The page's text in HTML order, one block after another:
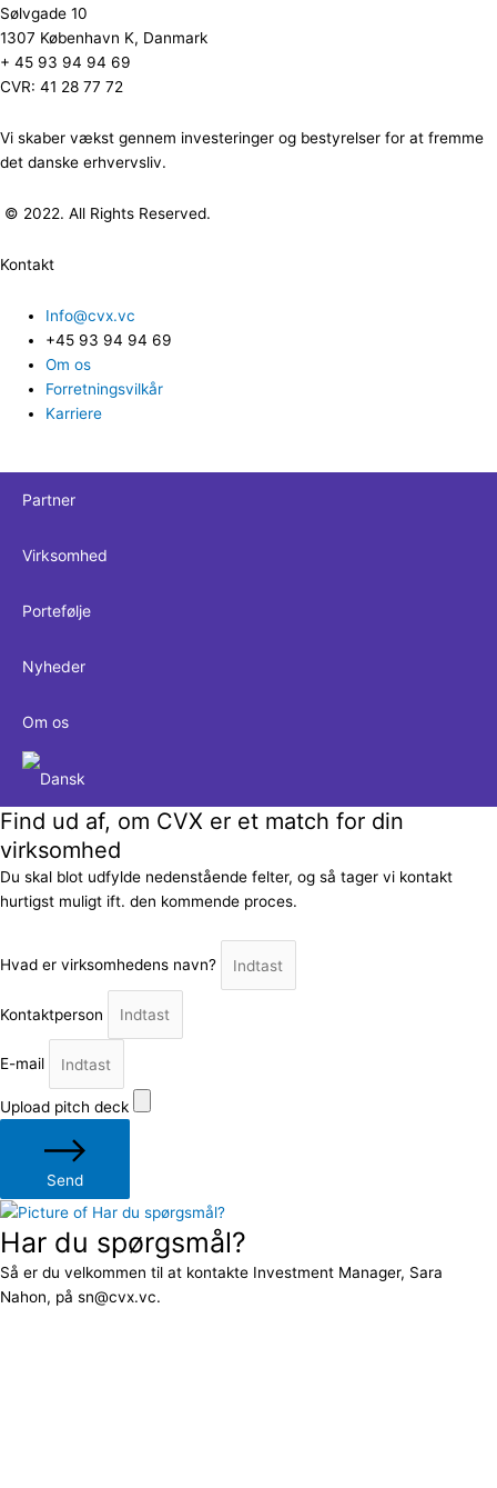
Sølvgade 10
1307 København K, Danmark
+ 45 93 94 94 69
CVR: 41 28 77 72
Vi skaber vækst gennem investeringer og bestyrelser for at fremme
det danske erhvervsliv.
© 2022. All Rights Reserved.
Kontakt
Info@cvx.vc
+45 93 94 94 69
Om os
Forretningsvilkår
Karriere
Partner
Virksomhed
Portefølje
Nyheder
Om os
Find ud af, om CVX er et match for din
virksomhed
Du skal blot udfylde nedenstående felter, og så tager vi kontakt
hurtigst muligt ift. den kommende proces.
Hvad er virksomhedens navn?
Kontaktperson
E-mail
Upload pitch deck
Send
Har du spørgsmål?
Så er du velkommen til at kontakte Investment Manager, Sara
Nahon, på sn@cvx.vc.